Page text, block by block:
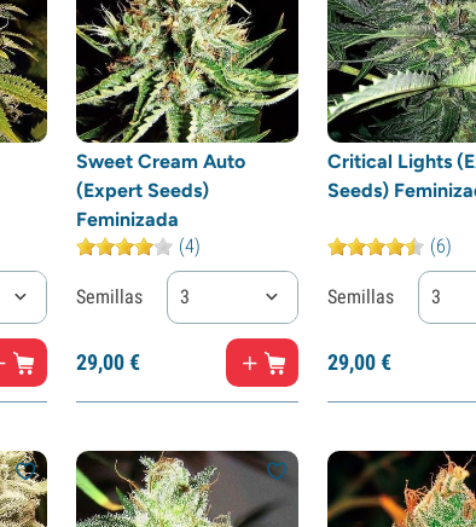
Sweet Cream Auto
(Expert Seeds)
Feminizada
(4)
Semillas 3
29,00€
Critical Lights
Seeds)
(6)
Semillas 3
29,00€